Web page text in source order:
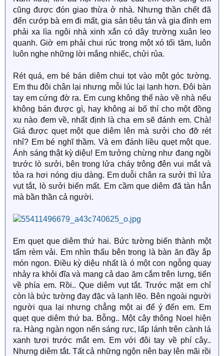
cũng được đón giao thừa ở nhà. Nhưng thần chết đã
đến cướp bà em đi mất, gia sản tiêu tán và gia đình em
phải xa lìa ngôi nhà xinh xắn có dây trường xuân leo
quanh. Giờ em phải chui rúc trong một xó tối tăm, luôn
luôn nghe những lời mắng nhiếc, chửi rủa.
Rét quá, em bé bán diêm chui tọt vào một góc tường.
Em thu đôi chân lại nhưng mỗi lúc lại lạnh hơn. Đôi bàn
tay em cứng đờ ra. Em cung không thể nào về nhà nếu
không bán được gì, hay không ai bố thí cho một đồng
xu nào đem về, nhất định là cha em sẽ đánh em. Chà!
Giá được quẹt một que diêm lên mà sưởi cho đỡ rét
nhỉ? Em bé nghĩ thầm. Và em đánh liều quẹt một que.
Ánh sáng thật kỳ diệu! Em tưởng chừng như đang ngồi
trước lò sưởi, bên trong lửa cháy trông đên vui mắt và
tỏa ra hơi nóng dịu dàng. Em duỗi chân ra sưởi thì lửa
vụt tắt, lò sưởi biến mất. Em cầm que diêm đã tàn hẳn
mà bần thần cả người.
Em quẹt que diêm thứ hai. Bức tường biến thành một
tấm rèm vải. Em nhìn thấu bên trong là bàn ăn đầy ắp
món ngon. Điều kỳ diệu nhất là ó một con ngỗng quay
nhảy ra khỏi đĩa và mang cả dao ăm cắm trên lưng, tiến
về phía em. Rồi.. Que diêm vụt tắt. Trước mặt em chỉ
còn là bức tường đay đặc và lạnh lẽo. Bên ngoài người
người qua lại nhưng chẳng một ai để ý đến em. Em
quẹt que diêm thứ ba. Bỗng.. Một cây thông Noel hiện
ra. Hàng ngàn ngọn nến sáng rực, lấp lánh trên cành lá
xanh tươi trước mắt em. Em với đôi tay về phí cây..
Nhưng diêm tắt. Tất cả những ngộn nên bay lên mãi rồi